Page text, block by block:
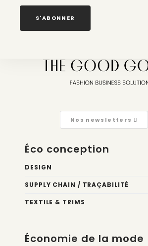
La liste des prestataires du bilan
de mode
2 août 2026
Nos newsletters
Éco conception
DESIGN
SUPPLY CHAIN / TRAÇABILITÉ
TEXTILE & TRIMS
Économie de la mode
S'ABONNER